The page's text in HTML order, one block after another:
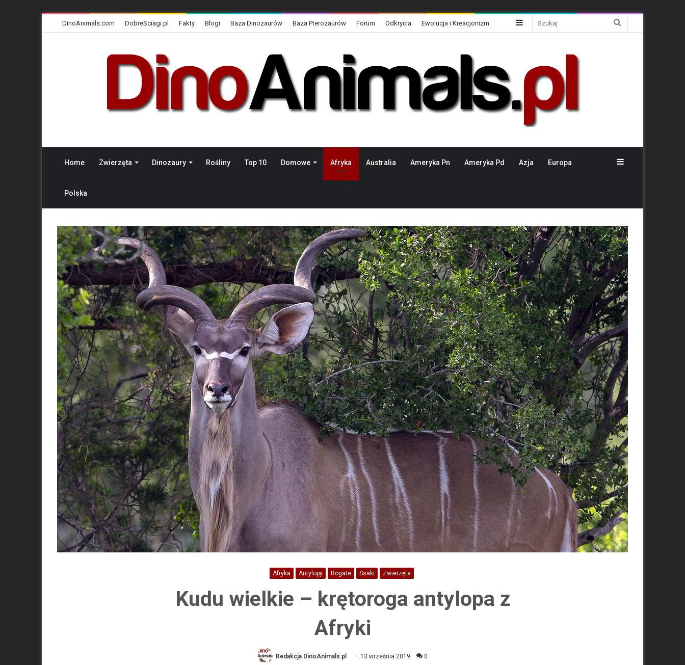
DinoAnimals.com DobreSciagi.pl Fakty Blogi Baza Dinozaurów Baza Pterozaurów Forum Odkrycia Ewolucja i Kreacjonizm Sidebar
Home Zwierzęta Dinozaury Rośliny Top 10 Domowe Afryka Australia Ameryka Pn Ameryka Pd Azja Europa
Polska
Sidebar
Afryka Antylopy Rogate Ssaki Zwierzęta
Kudu wielkie – krętoroga antylopa z
Afryki
Redakcja DinoAnimals.pl 13 września 2019 0